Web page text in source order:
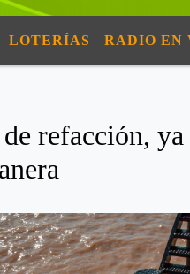
LOTERÍAS RADIO EN
refacción,